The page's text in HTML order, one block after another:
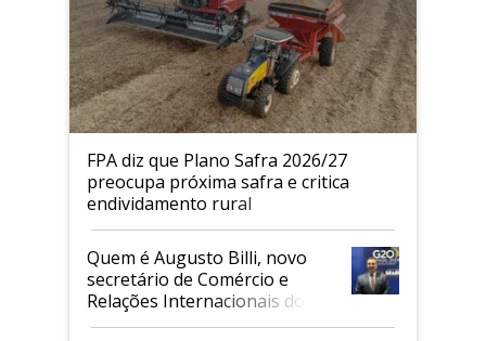
FPA diz que Plano Safra 2026/27
preocupa próxima safra e critica
endividamento rural
Quem é Augusto Billi, novo
secretário de Comércio e
Relações Internacionais do
Mapa